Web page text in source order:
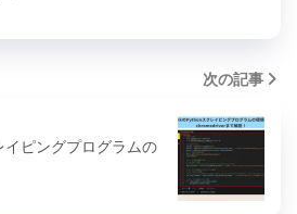
次の記事
ピングプログラムの